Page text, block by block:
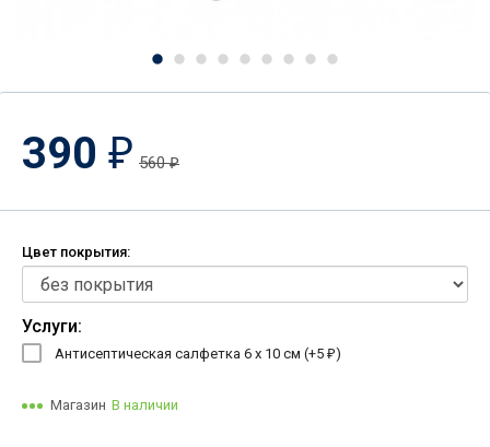
390 ₽ 560₽
Цвет покрытия:
Услуги:
Антисептическая салфетка 6 х 10 см (+5 ₽)
Магазин В наличии